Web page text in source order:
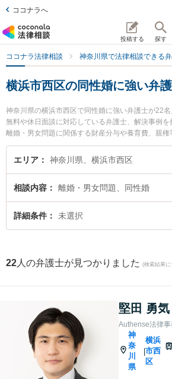
ココナラへ
投稿する 探す
ココナラ法律相談 神奈川県で法律相談できる
横浜市西区の同性婚に強い弁
神奈川県の横浜市西区で同性婚に強い弁護士が22
無料や休日面談に対応している弁護士、解決事例を
離婚・男女問題に関係する財産分与や養育費、親
み検索もでき便利です。特にAuthense法律事務所
護士や法律事務所ストレングスの小林 航太弁護士
すぐに弁護士に相談したい』『同性婚のトラブル解
士を検索したい』『初回相談無料で同性婚を法律
護士に相談予約したい』などでお困りの相談者さん
エリア 神奈川県、横浜市西区
相談内容 離婚・男女問題、同性婚
詳細条件 未選択
22 人の弁護士が見つかりました (検索結果に
堅田 勇気
Authense法律
神
奈
川
県
|
横浜
市西
区